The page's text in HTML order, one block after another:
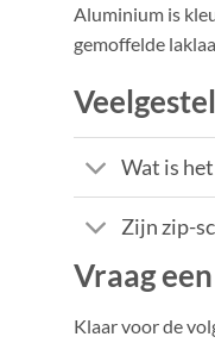
Aluminium is
gemoffelde
Wat is
Zijn zip-
Vraag
Klaar voor de